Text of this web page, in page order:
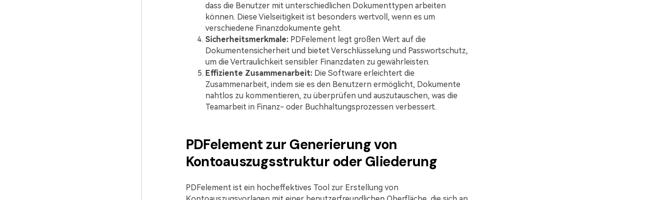
dass die Benutzer mit unterschiedlichen Dokumenttypen arbeiten
können. Diese Vielseitigkeit ist besonders wertvoll, wenn es um
verschiedene Finanzdokumente geht.
Sicherheitsmerkmale:PDFelement legt großen Wert auf die
Dokumentensicherheit und bietet Verschlüsselung und Passwortschutz,
um die Vertraulichkeit sensibler Finanzdaten zu gewährleisten.
Effiziente Zusammenarbeit:Die Software erleichtert die
Zusammenarbeit, indem sie es den Benutzern ermöglicht, Dokumente
nahtlos zu kommentieren, zu überprüfen und auszutauschen, was die
Teamarbeit in Finanz- oder Buchhaltungsprozessen verbessert.
PDFelement zur Generierung von
Kontoauszugsstruktur oder Gliederung
PDFelement ist ein hocheffektives Tool zur Erstellung von